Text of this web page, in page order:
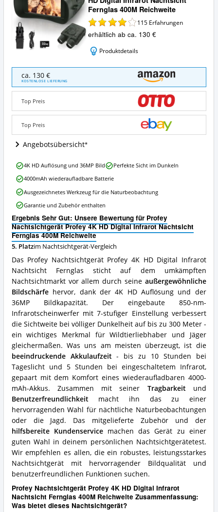
Fernglas 400M Reichweite
115 Erfahrungen
erhältlich ab ca. 130 €
Produktdetails
Profey
Nachtsichtgerät
Profey
Digital
Infrarot
Nachtsicht
Fernglas
400M
Angebote:
Wo
ist
dieses
Nachtsichtgerät
erhältlich?
ca. 130 €
KOSTENLOSE LIEFERUNG
Top Preis
Top Preis
Angebotsübersicht
Ergebnis Sehr Gut: Unsere Bewertung für Profey
Nachtsichtgerät Profey 4K HD Digital Infrarot Nachtsicht
Fernglas 400M Reichweite
5. Platzim Nachtsichtgerät-Vergleich
Das Profey Nachtsichtgerät Profey 4K HD Digital Infrarot
Nachtsicht Fernglas sticht auf dem umkämpften
Nachtsichtmarkt vor allem durch seine außergewöhnliche
Bildschärfehervor, dank der 4K HD Auflösung und der
36MP Bildkapazität. Der eingebaute 850-nm-
Infrarotscheinwerfer mit 7-stufiger Einstellung verbessert
die Sichtweite bei völliger Dunkelheit auf bis zu 300 Meter -
ein wichtiges Merkmal für Wildtierliebhaber und Jäger
gleichermaßen. Was uns am meisten überzeugt, ist die
beeindruckende Akkulaufzeit- bis zu 10 Stunden bei
Tageslicht und 5 Stunden bei eingeschaltetem Infrarot,
gepaart mit dem Komfort eines wiederaufladbaren 4000-
mAh-Akkus. Zusammen mit seiner Tragbarkeitund
Benutzerfreundlichkeitmacht ihn das zu einer
hervorragenden Wahl für nächtliche Naturbeobachtungen
oder die Jagd. Das mitgelieferte Zubehör und der
hilfsbereite Kundenservicemachen das Gerät zu einer
guten Wahl in deinem persönlichen Nachtsichtgerätetest.
Wir empfehlen es allen, die ein robustes, leistungsstarkes
Nachtsichtgerät mit hervorragender Bildqualität und
benutzerfreundlichen Funktionen suchen.
Profey Nachtsichtgerät Profey 4K HD Digital Infrarot
Nachtsicht Fernglas 400M Reichweite Zusammenfassung:
Was bietet dieses Nachtsichtgerät?
Profey
Nachtsichtgerät
Profey
4K
HD
Digital
Infrarot
Nachtsicht
Fernglas
400M
Reichweite
Vorteile:
Was
spricht
für
dieses
Nachtsichtgerät?
4K HD Auflösung und 36MP Bild
Perfekte Sicht im Dunkeln
4000mAh wiederaufladbare Batterie
Ausgezeichnetes Werkzeug für die Naturbeobachtung
Garantie und Zubehör enthalten